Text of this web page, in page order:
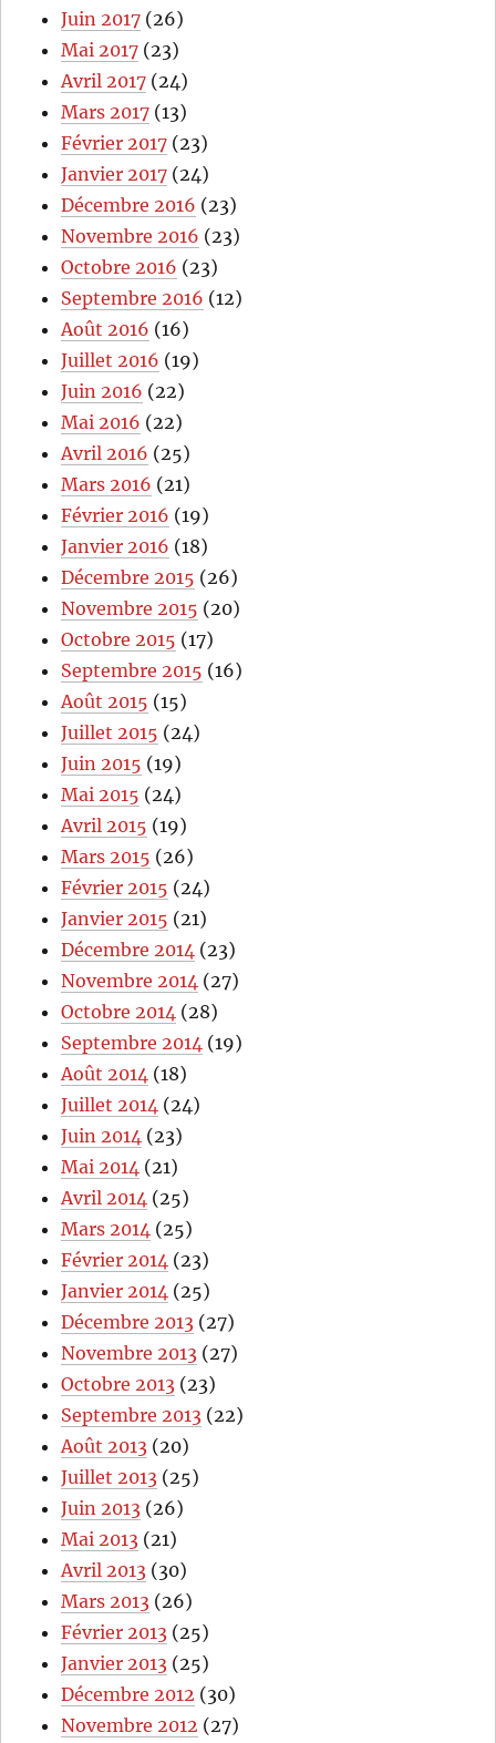
Juin 2017 (26)
Mai 2017 (23)
Avril 2017 (24)
Mars 2017 (13)
Février 2017 (23)
Janvier 2017 (24)
Décembre 2016 (23)
Novembre 2016 (23)
Octobre 2016 (23)
Septembre 2016 (12)
Août 2016 (16)
Juillet 2016 (19)
Juin 2016 (22)
Mai 2016 (22)
Avril 2016 (25)
Mars 2016 (21)
Février 2016 (19)
Janvier 2016 (18)
Décembre 2015 (26)
Novembre 2015 (20)
Octobre 2015 (17)
Septembre 2015 (16)
Août 2015 (15)
Juillet 2015 (24)
Juin 2015 (19)
Mai 2015 (24)
Avril 2015 (19)
Mars 2015 (26)
Février 2015 (24)
Janvier 2015 (21)
Décembre 2014 (23)
Novembre 2014 (27)
Octobre 2014 (28)
Septembre 2014 (19)
Août 2014 (18)
Juillet 2014 (24)
Juin 2014 (23)
Mai 2014 (21)
Avril 2014 (25)
Mars 2014 (25)
Février 2014 (23)
Janvier 2014 (25)
Décembre 2013 (27)
Novembre 2013 (27)
Octobre 2013 (23)
Septembre 2013 (22)
Août 2013 (20)
Juillet 2013 (25)
Juin 2013 (26)
Mai 2013 (21)
Avril 2013 (30)
Mars 2013 (26)
Février 2013 (25)
Janvier 2013 (25)
Décembre 2012 (30)
Novembre 2012 (27)